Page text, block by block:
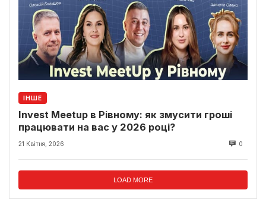
ІНШЕ
Invest Meetup в Рівному: як змусити гроші
працювати на вас у 2026 році?
21 Квітня, 2026 0
LOAD MORE